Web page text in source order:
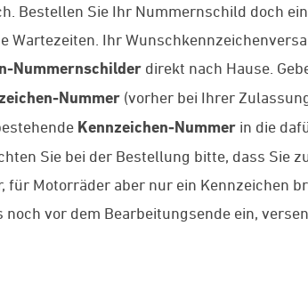
Bestellen Sie Ihr Nummernschild doch
Wartezeiten. Ihr
Nummernschilder direkt nach Hause.
Nummer (vorher bei Ihrer
Kennzeichen-Nummer in die
Sie bei der Bestellung bitte, dass Sie
für Motorräder aber nur ein Kennzeichen
noch vor dem Bearbeitungsende ein,